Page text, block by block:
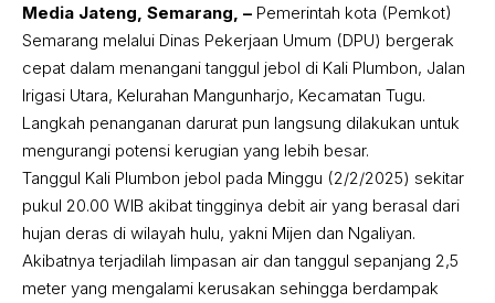
Media Jateng, Semarang, – Pemerintah kota (Pemkot)
Semarang melalui Dinas Pekerjaan Umum (DPU) bergerak
cepat dalam menangani tanggul jebol di Kali Plumbon, Jalan
Irigasi Utara, Kelurahan Mangunharjo, Kecamatan Tugu.
Langkah penanganan darurat pun langsung dilakukan untuk
mengurangi potensi kerugian yang lebih besar.
Tanggul Kali Plumbon jebol pada Minggu (2/2/2025) sekitar
pukul 20.00 WIB akibat tingginya debit air yang berasal dari
hujan deras di wilayah hulu, yakni Mijen dan Ngaliyan.
Akibatnya terjadilah limpasan air dan tanggul sepanjang 2,5
meter yang mengalami kerusakan sehingga berdampak